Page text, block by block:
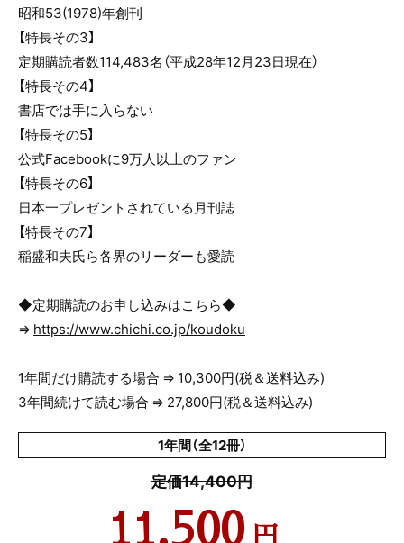
昭和53(1978)年創刊
【特長その3】
定期購読者数114,483名（平成28年12月23日現在）
【特長その4】
書店では手に入らない
【特長その5】
公式Facebookに9万人以上のファン
【特長その6】
日本一プレゼントされている月刊誌
【特長その7】
稲盛和夫氏ら各界のリーダーも愛読
◆定期購読のお申し込みはこちら◆
⇒ https://www.chichi.co.jp/koudoku
1年間だけ購読する場合 ⇒ 10,300円(税＆送料込み)
3年間続けて読む場合 ⇒ 27,800円(税＆送料込み)
1年間（全12冊）
定価14,400円
11,500 円